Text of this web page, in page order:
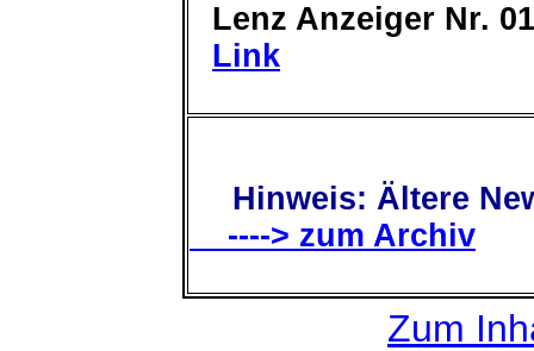
Lenz Anzeiger Nr.
Link
Hinweis: Ältere
----> zum Archiv
Zum